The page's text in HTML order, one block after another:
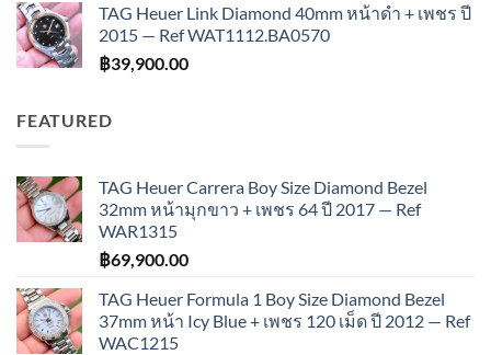
TAG Heuer Link Diamond 40mm หน้าดำ + เพชร ปี
2015 — Ref WAT1112.BA0570
฿39,900.00
FEATURED
TAG Heuer Carrera Boy Size Diamond Bezel
32mm หน้ามุกขาว + เพชร 64 ปี 2017 — Ref
WAR1315
฿69,900.00
TAG Heuer Formula 1 Boy Size Diamond Bezel
37mm หน้า Icy Blue + เพชร 120 เม็ด ปี 2012 — Ref
WAC1215